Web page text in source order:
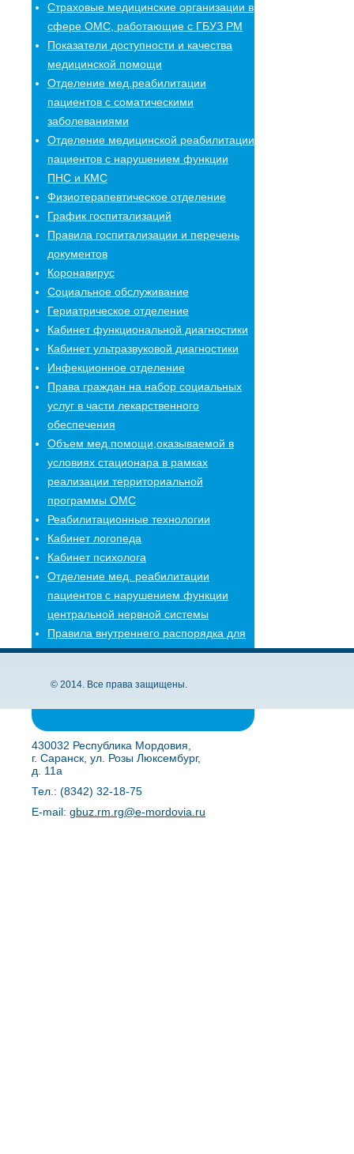
Страховые медицинские организации в
сфере ОМС, работающие с ГБУЗ РМ
Показатели доступности и качества
медицинской помощи
Отделение мед.реабилитации
пациентов с соматическими
заболеваниями
Отделение медицинской реабилитации
пациентов с нарушением функции
ПНС и КМС
Физиотерапевтическое отделение
График госпитализаций
Правила госпитализации и перечень
документов
Коронавирус
Социальное обслуживание
Гериатрическое отделение
Кабинет функциональной диагностики
Кабинет ультразвуковой диагностики
Инфекционное отделение
Права граждан на набор социальных
услуг в части лекарственного
обеспечения
Объем мед.помощи,оказываемой в
условиях стационара в рамках
реализации территориальной
программы ОМС
Реабилитационные технологии
Кабинет логопеда
Кабинет психолога
Отделение мед. реабилитации
пациентов с нарушением функции
центральной нервной системы
Правила внутреннего распорядка для
потребителей услуг
Часто задаваемые вопросы
430032 Республика Мордовия,
г. Саранск, ул. Розы Люксембург,
д. 11а
Тел.: (8342) 32-18-75
E-mail: gbuz.rm.rg@e-mordovia.ru
© 2014. Все права защищены.